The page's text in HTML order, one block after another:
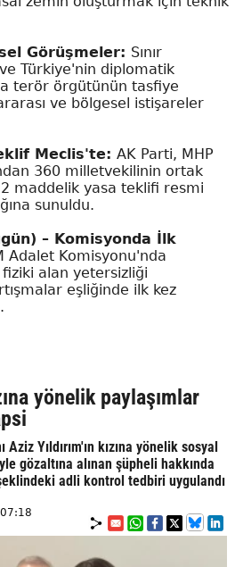
Görüşmeler: Sınır
Türkiye'nin diplomatik
terör örgütünün tasfiye
ve bölgesel istişareler
Meclis'te: AK Parti, MHP
360 milletvekilinin ortak
maddelik yasa teklifi resmi
sunuldu.
– Komisyonda İlk
Adalet Komisyonu'nda
alan yetersizliği
eşliğinde ilk kez
yönelik paylaşımlar
Yıldırım'ın kızına yönelik sosyal
gözaltına alınan şüpheli hakkında
adli kontrol tedbiri uygulandı